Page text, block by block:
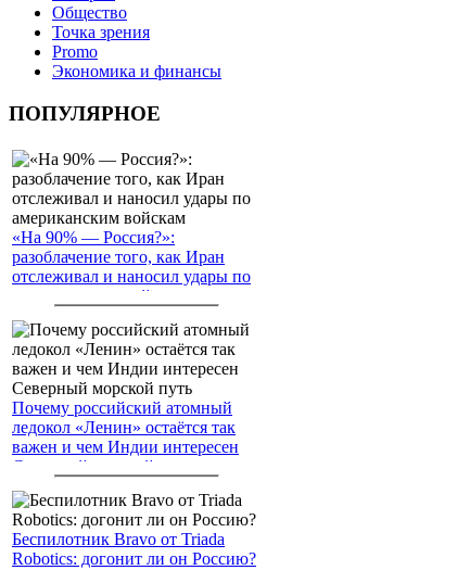
Общество
Точка зрения
Promo
Экономика и финансы
ПОПУЛЯРНОЕ
«На 90% — Россия?»:
разоблачение того, как Иран
отслеживал и наносил удары по
американским войскам
Почему российский атомный
ледокол «Ленин» остаётся так
важен и чем Индии интересен
Северный морской путь
Беспилотник Bravo от Triada
Robotics: догонит ли он Россию?